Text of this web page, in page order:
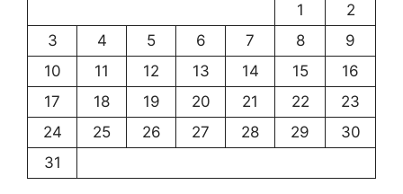
1
2
3
4 5 6 7 8
9
10
11 12 13 14 15
16
17
18 19 20 21 22
23
24
25 26 27 28 29
30
31